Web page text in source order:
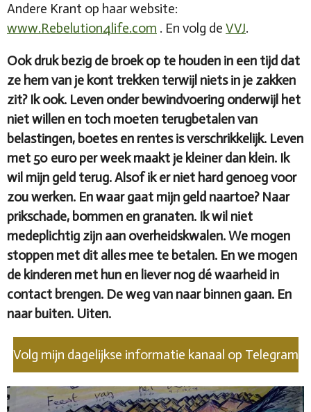
Andere Krant op haar website:
www.Rebelution4life.com . En volg de VVJ.
Ook druk bezig de broek op te houden in een tijd dat
ze hem van je kont trekken terwijl niets in je zakken
zit? Ik ook. Leven onder bewindvoering onderwijl het
niet willen en toch moeten terugbetalen van
belastingen, boetes en rentes is verschrikkelijk. Leven
met 50 euro per week maakt je kleiner dan klein. Ik
wil mijn geld terug. Alsof ik er niet hard genoeg voor
zou werken. En waar gaat mijn geld naartoe? Naar
prikschade, bommen en granaten. Ik wil niet
medeplichtig zijn aan overheidskwalen. We mogen
stoppen met dit alles mee te betalen. En we mogen
de kinderen met hun en liever nog dé waarheid in
contact brengen. De weg van naar binnen gaan. En
naar buiten. Uiten.
Volg mijn dagelijkse informatie kanaal op Telegram